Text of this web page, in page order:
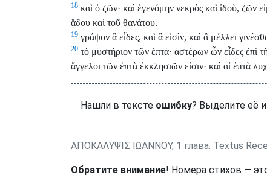
18 καὶ ὁ ζῶν· καὶ ἐγενόμην νεκρὸς καὶ ἰδοὺ, ζῶν
ᾅδου καὶ τοῦ θανάτου.
19 γράψον ἃ εἶδες, καὶ ἃ εἰσὶν, καὶ ἃ μέλλει
20 τὸ μυστήριον τῶν ἑπτὰ· ἀστέρων ὦν εἶδες ἐπὶ
ἄγγελοι τῶν ἑπτὰ ἐκκλησιῶν εἰσιν· καὶ αἱ ἑπτὰ
Нашли в тексте ошибку? Выделите её
ΑΠΟΚΑΛΥΨΙΣ ΙΩΑΝΝΟΥ, 1 глава. Textus
Обратите внимание! Номера стихов —